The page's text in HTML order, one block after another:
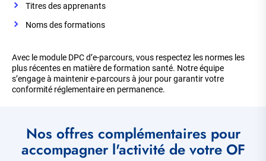
Titres des apprenants
Noms des formations
Avec le module DPC d’e-parcours, vous respectez les normes les
plus récentes en matière de formation santé. Notre équipe
s’engage à maintenir e-parcours à jour pour garantir votre
conformité réglementaire en permanence.
Nos offres complémentaires pour
accompagner l'activité de votre OF